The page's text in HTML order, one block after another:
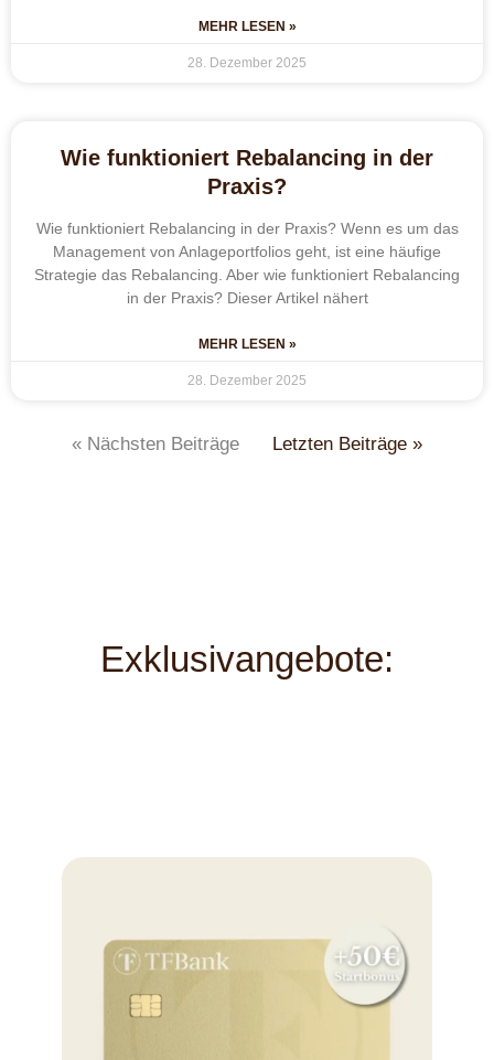
MEHR LESEN »
28. Dezember 2025
Wie funktioniert Rebalancing in der
Praxis?
Wie funktioniert Rebalancing in der Praxis? Wenn es um das
Management von Anlageportfolios geht, ist eine häufige
Strategie das Rebalancing. Aber wie funktioniert Rebalancing
in der Praxis? Dieser Artikel nähert
MEHR LESEN »
28. Dezember 2025
« Nächsten Beiträge Letzten Beiträge »
Exklusivangebote: